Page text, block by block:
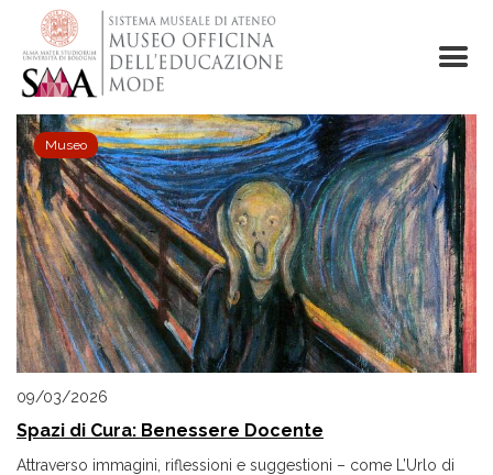
contenuto
principale
Museo
09/03/2026
Spazi di Cura: Benessere Docente
Attraverso immagini, riflessioni e suggestioni – come L’Urlo di